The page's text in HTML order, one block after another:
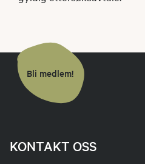
Bli medlem!
KONTAKT OSS